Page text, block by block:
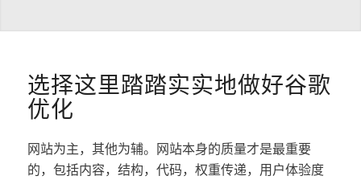
选择这里踏踏实实地做好谷歌
优化
网站为主，其他为辅。网站本身的质量才是最重要
的，包括内容，结构，代码，权重传递，用户体验度